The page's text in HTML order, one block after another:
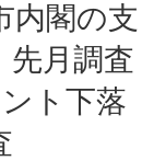
内閣の支
月調査
ント下落